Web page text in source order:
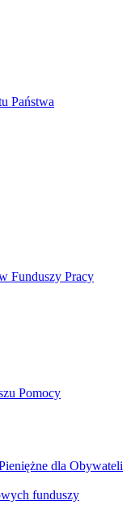
Państwa
Funduszy Pracy
Pomocy
dla Obywateli
funduszy